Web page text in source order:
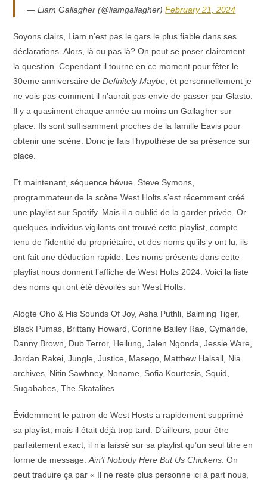
— Liam Gallagher (@liamgallagher)February 21, 2024
Soyons clairs, Liam n’est pas le gars le plus fiable dans ses
déclarations. Alors, là ou pas là? On peut se poser clairement
la question. Cependant il tourne en ce moment pour fêter le
30eme anniversaire deDefinitely Maybe , et personnellement je
ne vois pas comment il n’aurait pas envie de passer par Glasto.
Il y a quasiment chaque année au moins un Gallagher sur
place. Ils sont suffisamment proches de la famille Eavis pour
obtenir une scène. Donc je fais l’hypothèse de sa présence sur
place.
Et maintenant, séquence bévue. Steve Symons,
programmateur de la scène West Holts s’est récemment créé
une playlist sur Spotify. Mais il a oublié de la garder privée. Or
quelques individus vigilants ont trouvé cette playlist, compte
tenu de l’identité du propriétaire, et des noms qu’ils y ont lu, ils
ont fait une déduction rapide. Les noms présents dans cette
playlist nous donnent l’affiche de West Holts 2024. Voici la liste
des noms qui ont été dévoilés sur West Holts:
Alogte Oho & His Sounds Of Joy, Asha Puthli, Balming Tiger,
Black Pumas, Brittany Howard, Corinne Bailey Rae, Cymande,
Danny Brown, Dub Terror, Heilung, Jalen Ngonda, Jessie Ware,
Jordan Rakei, Jungle, Justice, Masego, Matthew Halsall, Nia
archives, Nitin Sawhney, Noname, Sofia Kourtesis, Squid,
Sugababes, The Skatalites
Évidemment le patron de West Hosts a rapidement supprimé
sa playlist, mais il était déjà trop tard. D’ailleurs, pour être
parfaitement exact, il n’a laissé sur sa playlist qu’un seul titre en
forme de message:Ain’t Nobody Here But Us Chickens . On
peut traduire ça par « Il ne reste plus personne ici à part nous,